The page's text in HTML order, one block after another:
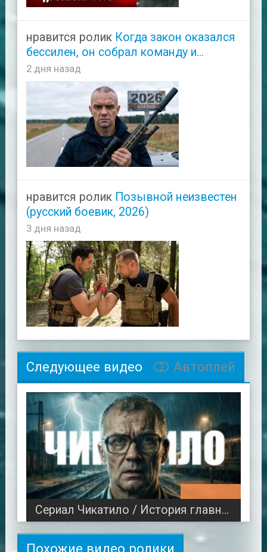
нравится ролик Когда закон оказался
бессилен, он собрал команду и...
2 дня назад
нравится ролик Позывной неизвестен
(русский боевик, 2026)
3 дня назад
Следующее видео Автоплей
Сериал Чикатило / История главного кошмара Советского Союза
Похожие видео ролики